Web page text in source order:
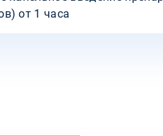
от 1 часа